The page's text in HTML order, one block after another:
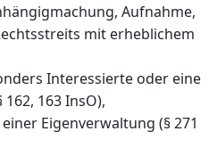
Aufnahme,
mit erheblichem
Interessierte oder eine
163 InsO),
Eigenverwaltung (§ 271